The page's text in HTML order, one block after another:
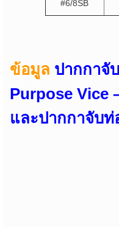
#6/8SB
ข้อมูล ปากกาจั
Purpose Vice
และปากกาจับท่